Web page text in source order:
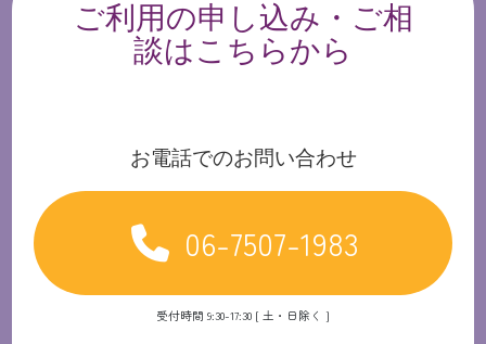
ご利用の申し込み・ご相
談はこちらから
お電話でのお問い合わせ
06-7507-1983
受付時間 9:30-17:30 [ 土・日除く ]